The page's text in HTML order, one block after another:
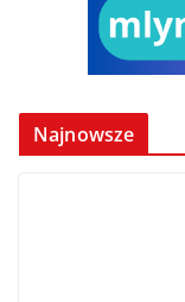
Najnowsze